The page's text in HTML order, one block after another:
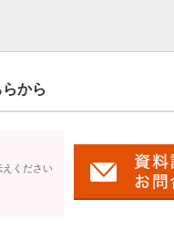
から
えください